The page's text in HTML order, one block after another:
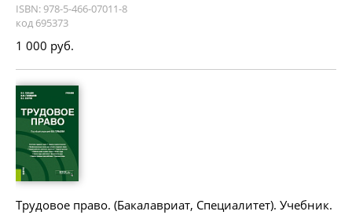
ISBN: 978-5-466-07011-8
код 695373
1 000 руб.
Трудовое право. (Бакалавриат, Специалитет). Учебник.